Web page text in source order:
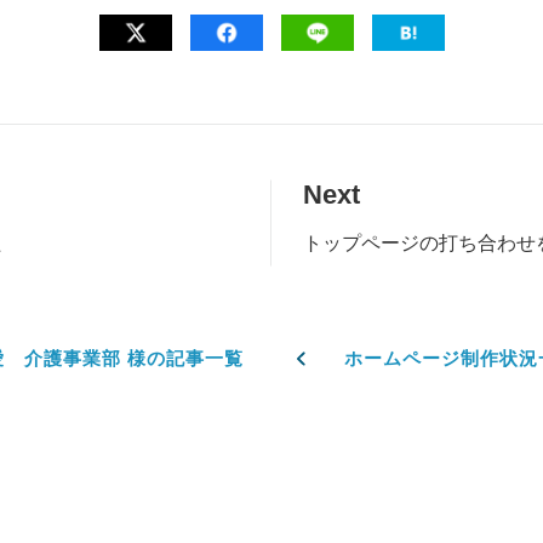
Next
トップページの打ち合わせ
介護事業部 様の記事一覧 ホームページ制作状況